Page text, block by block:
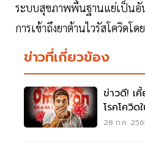
ระบบสุขภาพพื้นฐานแย่เป็นอั
การเข้าถึงยาต้านไวรัสโควิดโ
ข่าวที่เกี่ยวข้อง
ข่าวดี! เ
โรคโควิด
อ่านเลย
28 ก.ค.